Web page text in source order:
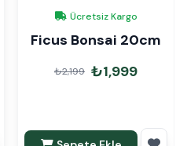
Ücretsiz Kargo
Ficus Bonsai 20cm
₺2,199 ₺1,999